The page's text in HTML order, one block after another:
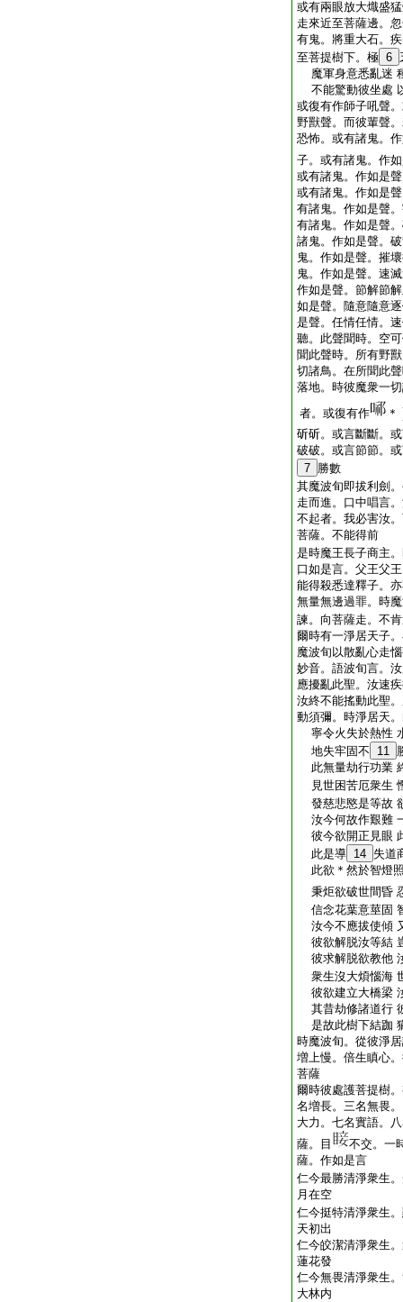
或有兩眼放大熾盛
走來近至菩薩邊。
有鬼。將重大石。
至菩提樹下。極 6
魔軍身意悉亂迷
不能驚動彼坐處
或復有作師子吼聲
野獸聲。而彼輩聲
恐怖。或有諸鬼。
子。或有諸鬼。作
或有諸鬼。作如是
或有諸鬼。作如是
有諸鬼。作如是聲
有諸鬼。作如是聲
諸鬼。作如是聲。
鬼。作如是聲。摧
鬼。作如是聲。速
作如是聲。節解節
如是聲。隨意隨意
是聲。任情任情。
聽。此聲聞時。空
聞此聲時。所有野
切諸鳥。在所聞此
落地。時彼魔衆一
者。或復有作
＊
斫斫。或言斷斷。
破破。或言節節。
7 勝數
其魔波旬即拔利劍
走而進。口中唱言
不起者。我必害汝
菩薩。不能得前
是時魔王長子商主
口如是言。父王父
能得殺悉達釋子。
無量無邊過罪。時
諫。向菩薩走。不
爾時有一淨居天子
魔波旬以散亂心走
妙音。語波旬言。
應擾亂此聖。汝速
汝終不能搖動此聖
動須彌。時淨居天
寧令火失於熱性
地失牢固不
11
此無量劫行功業
見世困苦厄衆生
發慈悲愍是等故
汝今何故作艱難
彼今欲開正見眼
此是導 14 失道
此欲＊然於智燈
秉炬欲破世間昏
信念花葉意莖固
汝今不應拔使傾
彼欲解脱汝等結
彼求解脱欲教他
衆生沒大煩惱海
彼欲建立大橋梁
其昔劫修諸道行
是故此樹下結跏
時魔波旬。從彼淨
増上慢。倍生瞋心
菩薩
爾時彼處護菩提樹
名増長。三名無畏
大力。七名實語。
薩。目
不交。一
薩。作如是言
仁今最勝清淨衆生
月在空
仁今挺特清淨衆生
天初出
仁今皎潔清淨衆生
蓮花發
仁今無畏清淨衆生
大林内